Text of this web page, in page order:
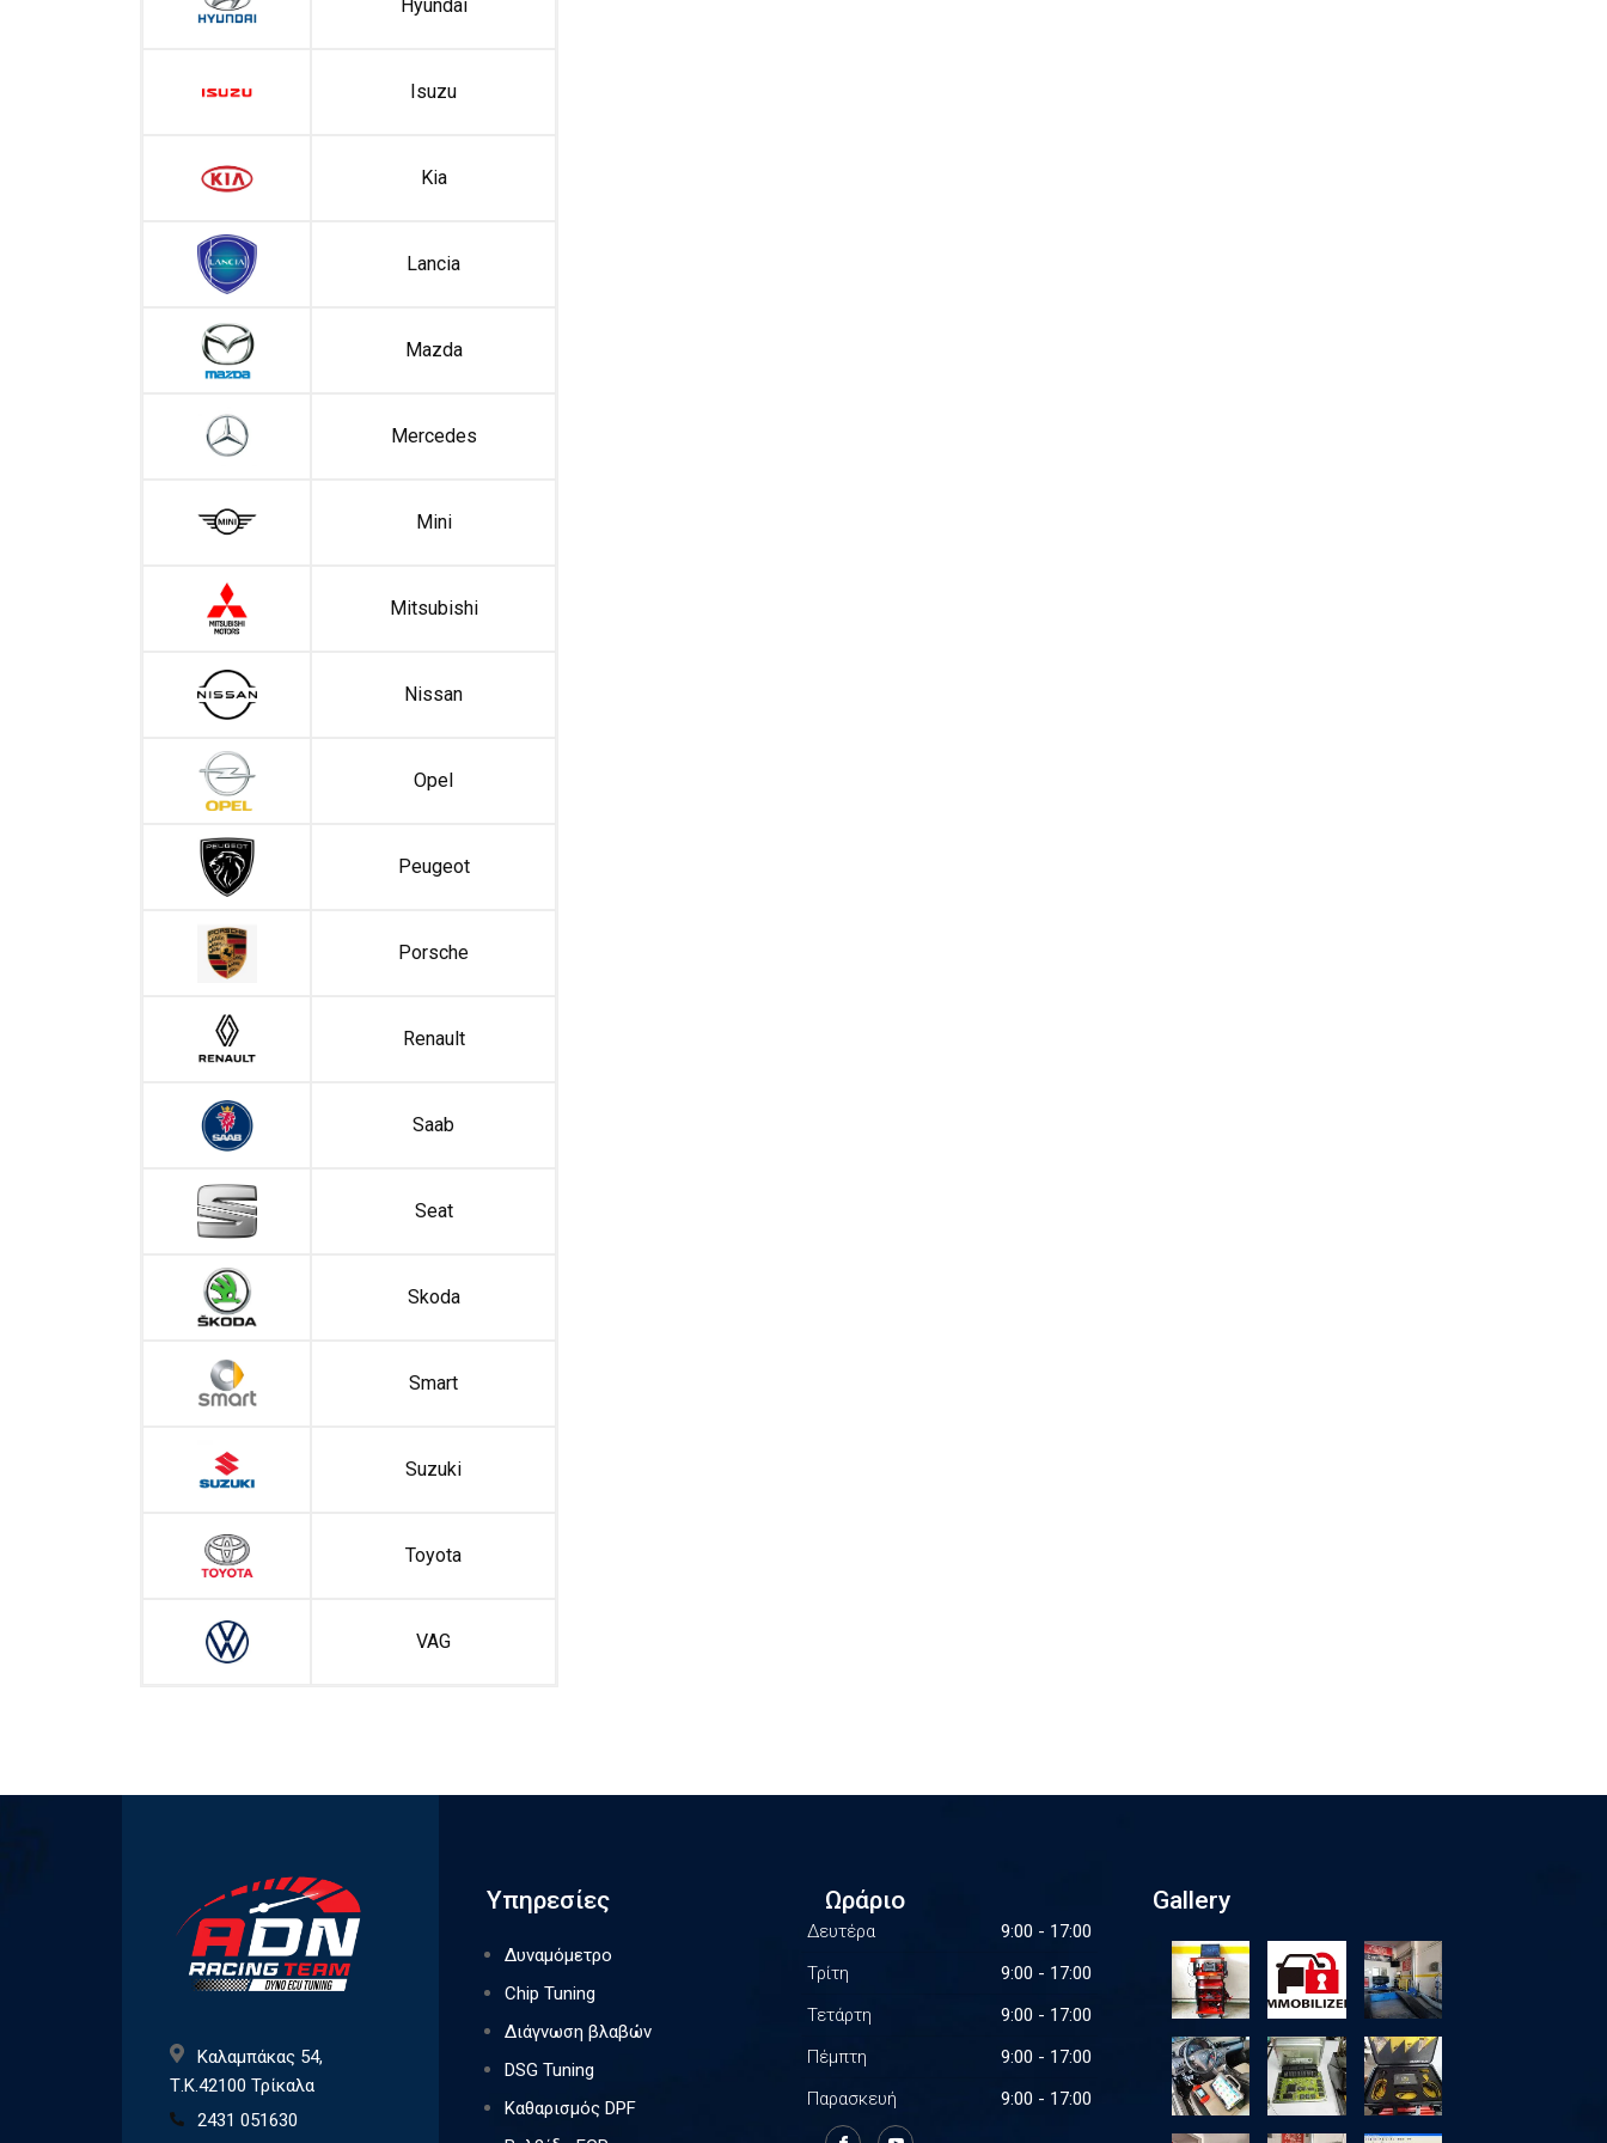
Hyundai
Isuzu
Kia
Lancia
Mazda
Mercedes
Mini
Mitsubishi
Nissan
Opel
Peugeot
Porsche
Renault
Saab
Seat
Skoda
Smart
Suzuki
Toyota
VAG
Καλαμπάκας 54,
Τ.Κ.42100 Τρίκαλα
2431 051630
Υπηρεσίες
Δυναμόμετρο
Chip Tuning
Διάγνωση βλαβών
DSG Tuning
Καθαρισμός DPF
Ωράριο
Δευτέρα
9:00 - 17:00
Τρίτη
9:00 - 17:00
Τετάρτη
9:00 - 17:00
Πέμπτη
9:00 - 17:00
Παρασκευή
9:00 - 17:00
Gallery